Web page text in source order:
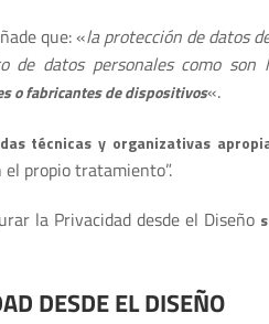
que: «la protección de datos
de datos personales como son
o fabricantes de dispositivos«.
técnicas y organizativas
propio tratamiento”.
la Privacidad desde el Diseño
DESDE EL DISEÑO